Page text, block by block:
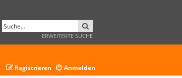
ERWEITERTE SUCHE
Anmelden
Registrieren